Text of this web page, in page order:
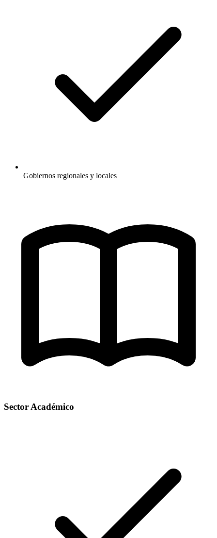
Gobiernos regionales y locales
Sector Académico